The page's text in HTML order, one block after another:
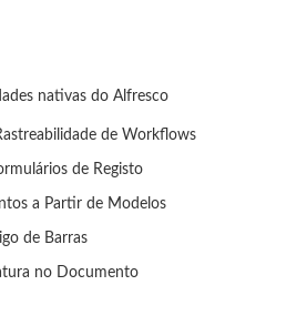
nativas do Alfresco
de Workflows
de Registo
a Partir de Modelos
de Barras
no Documento